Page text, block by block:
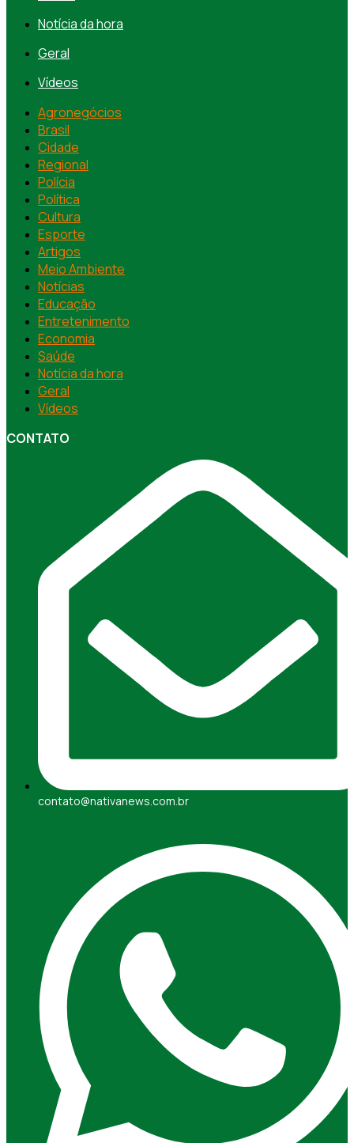
Notícia da hora
Geral
Vídeos
Agronegócios
Brasil
Cidade
Regional
Polícia
Política
Cultura
Esporte
Artigos
Meio Ambiente
Notícias
Educação
Entretenimento
Economia
Saúde
Notícia da hora
Geral
Vídeos
CONTATO
contato@nativanews.com.br